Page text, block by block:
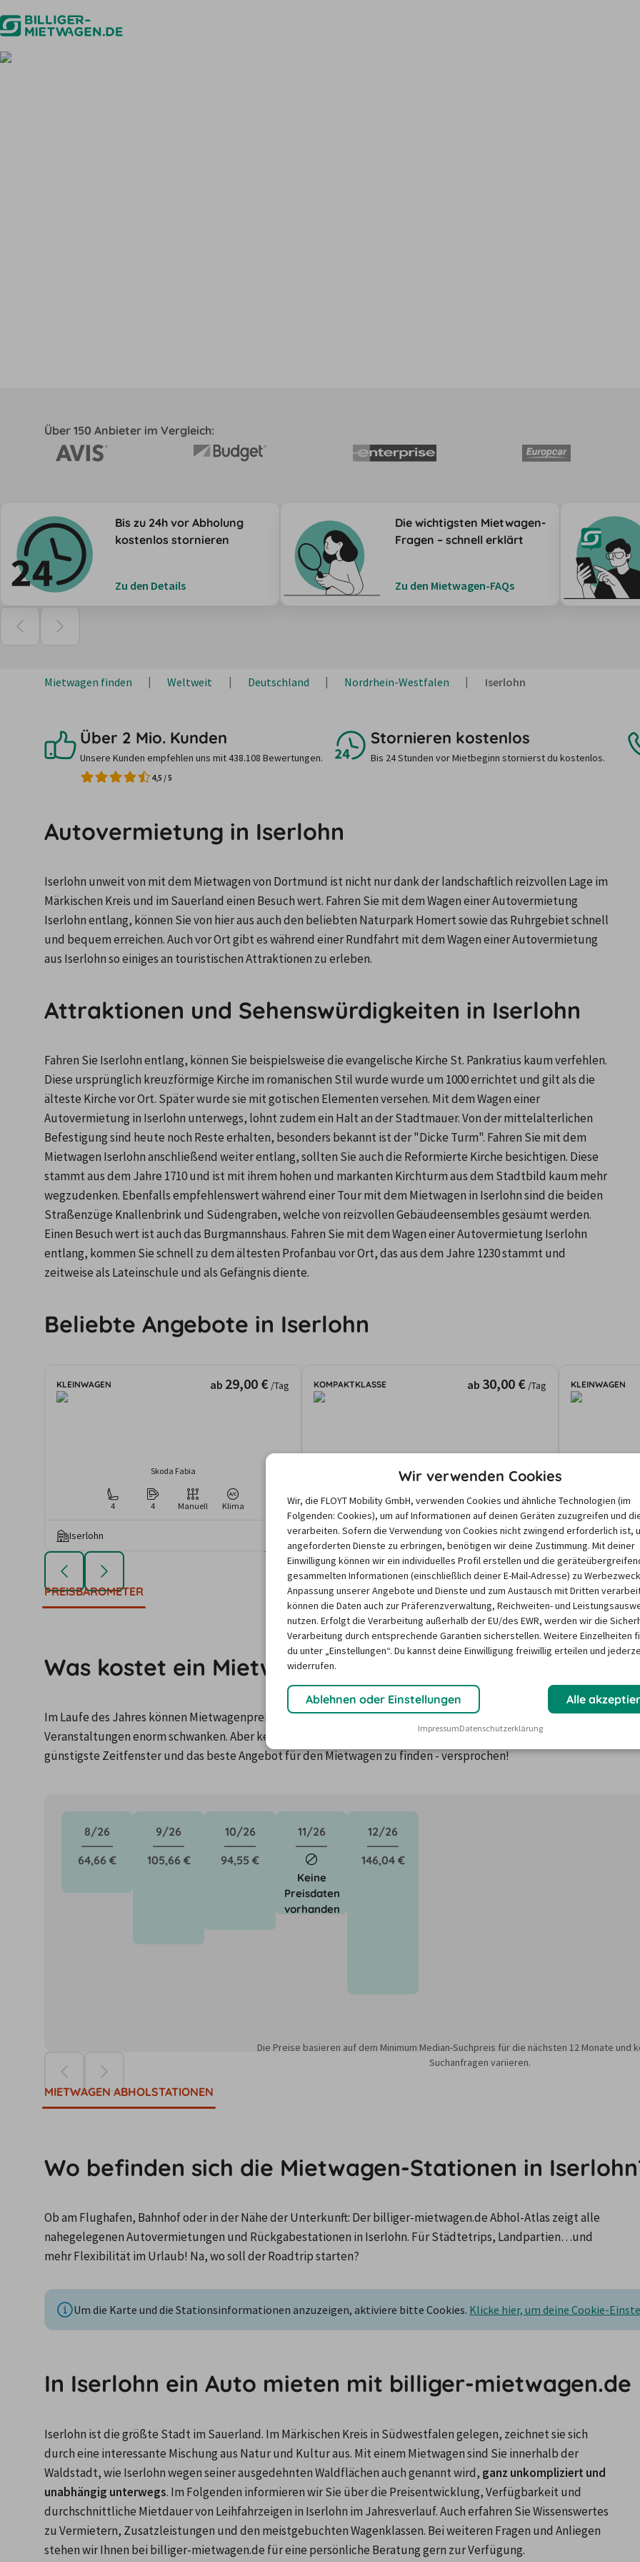
Über 150 Anbieter im Vergleich:
Bis zu 24h vor Abholung
kostenlos stornieren
Zu den Details
Die wichtigsten Mietwagen-
Fragen – schnell erklärt
Zu den Mietwagen-FAQs
Mietwagen finden Weltweit Deutschland Nordrhein-Westfalen Iserlohn
Über 2 Mio. Kunden
Unsere Kunden empfehlen uns mit 438.108 Bewertungen.
4,5 /5
Stornieren kostenlos
Bis 24 Stunden vor Mietbeginn stornierst du kostenlos.
Autovermietung in Iserlohn
Iserlohn unweit von mit dem Mietwagen von Dortmund ist nicht nur dank der landschaftlich reizvollen Lage im
Märkischen Kreis und im Sauerland einen Besuch wert. Fahren Sie mit dem Wagen einer Autovermietung
Iserlohn entlang, können Sie von hier aus auch den beliebten Naturpark Homert sowie das Ruhrgebiet schnell
und bequem erreichen. Auch vor Ort gibt es während einer Rundfahrt mit dem Wagen einer Autovermietung
aus Iserlohn so einiges an touristischen Attraktionen zu erleben.
Attraktionen und Sehenswürdigkeiten in Iserlohn
Fahren Sie Iserlohn entlang, können Sie beispielsweise die evangelische Kirche St. Pankratius kaum verfehlen.
Diese ursprünglich kreuzförmige Kirche im romanischen Stil wurde wurde um 1000 errichtet und gilt als die
älteste Kirche vor Ort. Später wurde sie mit gotischen Elementen versehen. Mit dem Wagen einer
Autovermietung in Iserlohn unterwegs, lohnt zudem ein Halt an der Stadtmauer. Von der mittelalterlichen
Befestigung sind heute noch Reste erhalten, besonders bekannt ist der "Dicke Turm". Fahren Sie mit dem
Mietwagen Iserlohn anschließend weiter entlang, sollten Sie auch die Reformierte Kirche besichtigen. Diese
stammt aus dem Jahre 1710 und ist mit ihrem hohen und markanten Kirchturm aus dem Stadtbild kaum mehr
wegzudenken. Ebenfalls empfehlenswert während einer Tour mit dem Mietwagen in Iserlohn sind die beiden
Straßenzüge Knallenbrink und Südengraben, welche von reizvollen Gebäudeensembles gesäumt werden.
Einen Besuch wert ist auch das Burgmannshaus. Fahren Sie mit dem Wagen einer Autovermietung Iserlohn
entlang, kommen Sie schnell zu dem ältesten Profanbau vor Ort, das aus dem Jahre 1230 stammt und
zeitweise als Lateinschule und als Gefängnis diente.
Beliebte Angebote in Iserlohn
KLEINWAGEN ab 29,00 € /Tag
Skoda Fabia
4 4 Manuell Klima
Iserlohn
KOMPAKTKLASSE ab 30,00 € /Tag
Skoda Kamiq
5 4 Manuell Klima
Iserlohn
KLEINWAGEN
2
Iserlohn
Die angezeigten Angebote und Preise basieren auf den Suchergebnissen der letzten Tage.
Mietdauer und dem Zeitraum abhängen, können die nach einer Suche angezeigten
PREISBAROMETER
Was kostet ein Mietwagen in Iserlohn ?
Im Laufe des Jahres können Mietwagenpreise durch Faktoren wie saisonale Nachfrage, Feiertage oder lokale
Veranstaltungen enorm schwanken. Aber keine Panik: Unser Mietwagen-Preisbarometer hilft immer, das
günstigste Zeitfenster und das beste Angebot für den Mietwagen zu finden - versprochen!
8/26
64,66 €
9/26
105,66 €
10/26
94,55 €
11/26
Keine
Preisdaten
vorhanden
12/26
146,04 €
Die Preise basieren auf dem Minimum Median-Suchpreis für die nächsten 12 Monate und
Suchanfragen variieren.
MIETWAGEN ABHOLSTATIONEN
Wo befinden sich die Mietwagen-Stationen in
Ob am Flughafen, Bahnhof oder in der Nähe der Unterkunft: Der billiger-mietwagen.de Abhol-Atlas zeigt alle
nahegelegenen Autovermietungen und Rückgabestationen in Iserlohn. Für Städtetrips, Landpartien…und
mehr Flexibilität im Urlaub! Na, wo soll der Roadtrip starten?
Um die Karte und die Stationsinformationen anzuzeigen, aktiviere bitte Cookies. Klicke hier, um deine Cookie-
In Iserlohn ein Auto mieten mit billiger-mietwagen.de
Iserlohn ist die größte Stadt im Sauerland. Im Märkischen Kreis in Südwestfalen gelegen, zeichnet sie sich
durch eine interessante Mischung aus Natur und Kultur aus. Mit einem Mietwagen sind Sie innerhalb der
Waldstadt, wie Iserlohn wegen seiner ausgedehnten Waldflächen auch genannt wird, ganz unkompliziert und
unabhängig unterwegs. Im Folgenden informieren wir Sie über die Preisentwicklung, Verfügbarkeit und
durchschnittliche Mietdauer von Leihfahrzeigen in Iserlohn im Jahresverlauf. Auch erfahren Sie Wissenswertes
zu Vermietern, Zusatzleistungen und den meistgebuchten Wagenklassen. Bei weiteren Fragen und Anliegen
stehen wir Ihnen bei billiger-mietwagen.de für eine persönliche Beratung gern zur Verfügung.
Wir verwenden Cookies
Wir, die FLOYT Mobility GmbH, verwenden Cookies und ähnliche Technologien (im
Folgenden: Cookies), um auf Informationen auf deinen Geräten zuzugreifen und
verarbeiten. Sofern die Verwendung von Cookies nicht zwingend erforderlich ist,
angeforderten Dienste zu erbringen, benötigen wir deine Zustimmung. Mit deiner
Einwilligung können wir ein individuelles Profil erstellen und die
gesammelten Informationen (einschließlich deiner E-Mail-Adresse) zu
Anpassung unserer Angebote und Dienste und zum Austausch mit Dritten
können die Daten auch zur Präferenzverwaltung, Reichweiten- und
nutzen. Erfolgt die Verarbeitung außerhalb der EU/des EWR, werden wir die
Verarbeitung durch entsprechende Garantien sicherstellen. Weitere Einzelheiten
du unter „Einstellungen“. Du kannst deine Einwilligung freiwillig erteilen und
widerrufen.
Ablehnen oder Einstellungen Alle
ImpressumDatenschutzerklärung